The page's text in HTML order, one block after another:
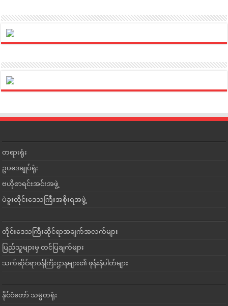
တရားရုံး
ဥပဒေချုပ်ရုံး
ဗဟိုစာရင်းအင်းအဖွဲ့
ပဲခူးတိုင်းဒေသကြီးအစိုးရအဖွဲ့
တိုင်းဒေသကြီးဆိုင်ရာအချက်အလက်များ
ပြည်သူများမှ တင်ပြချက်များ
သက်ဆိုင်ရာဝန်ကြီးဌာနများ၏ ဖုန်းနံပါတ်များ
နိုင်ငံတော် သမ္မတရုံး